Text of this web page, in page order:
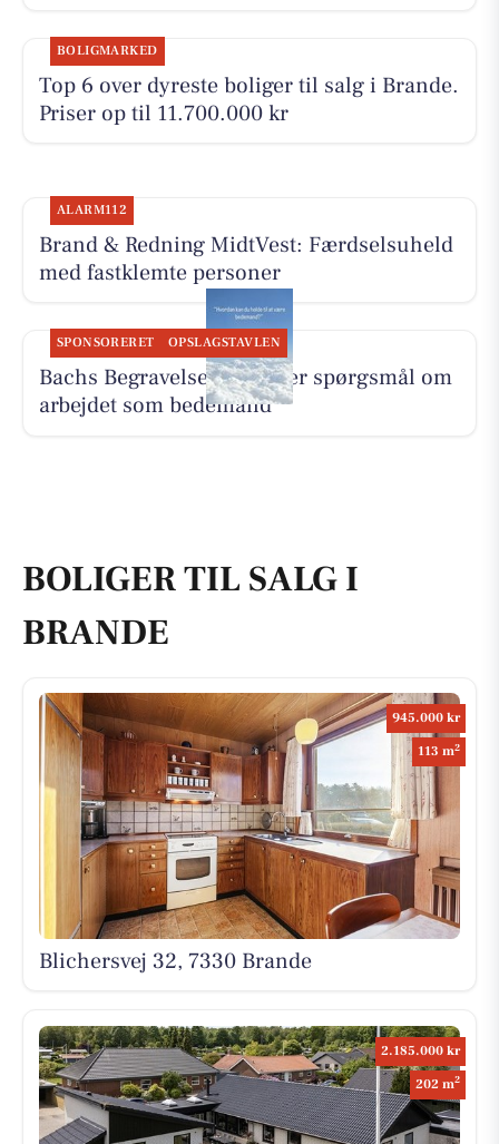
BOLIGMARKED
Top 6 over dyreste boliger til salg i Brande.
Priser op til 11.700.000 kr
ALARM112
Brand & Redning MidtVest: Færdselsuheld
med fastklemte personer
SPONSORERET OPSLAGSTAVLEN
Bachs Begravelser besvarer spørgsmål om
arbejdet som bedemand
BOLIGER TIL SALG I
BRANDE
945.000 kr
113 m2
Blichersvej 32, 7330 Brande
2.185.000 kr
202 m2